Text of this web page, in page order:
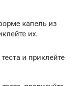
капель из
их.
и приклейте